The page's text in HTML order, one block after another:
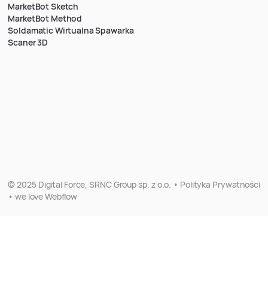
MarketBot Sketch
MarketBot Method
Soldamatic Wirtualna Spawarka
Scaner 3D
© 2025 Digital Force, SRNC Group sp. z o.o. • Polityka Prywatności
• we love Webflow